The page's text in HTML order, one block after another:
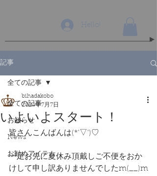
Hello!
記事
全ての記事
お知らせ
News
お勧めアイテム
全ての記事
いよいよスタート！
bihadakobo
2024年7月7日
皆さんこんばんは(*'▽')♡
一足お先に夏休み頂戴しご不便をおか
けして申し訳ありませんでしたm(__)m